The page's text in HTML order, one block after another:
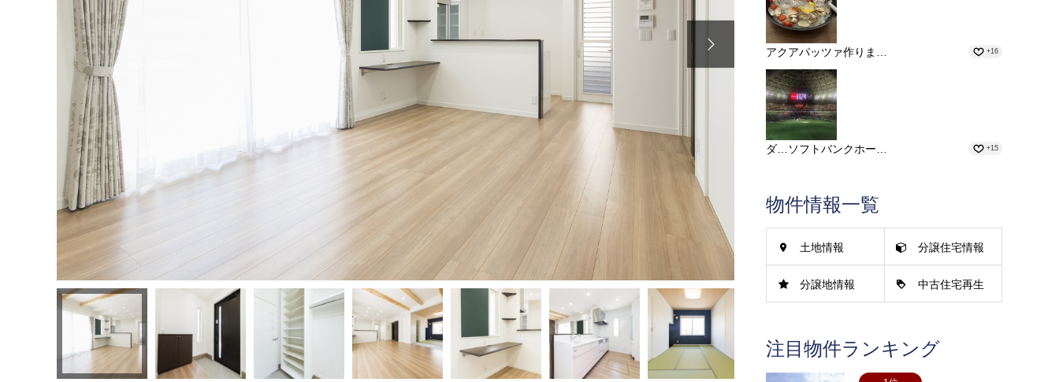

アクアパッツァ作りま… +16
ダ…ソフトバンクホー… +15
物件情報一覧
土地情報 分譲住宅情報
分譲地情報 中古住宅再生
注目物件ランキング